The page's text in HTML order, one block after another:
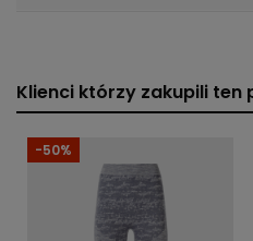
Klienci którzy zakupili ten
-50%